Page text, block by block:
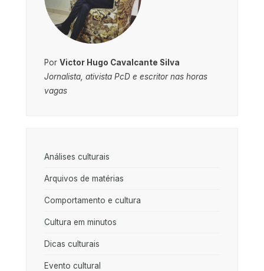
Por Victor Hugo Cavalcante Silva
Jornalista, ativista PcD e escritor nas horas
vagas
Análises culturais
Arquivos de matérias
Comportamento e cultura
Cultura em minutos
Dicas culturais
Evento cultural